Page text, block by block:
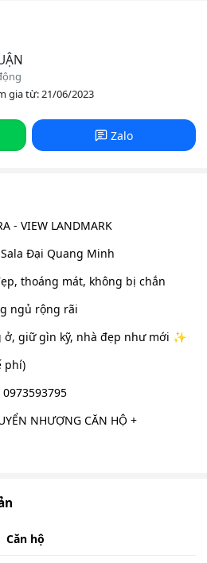
gia từ: 21/06/2023
Zalo
- VIEW LANDMARK
Đại Quang Minh
thoáng mát, không bị chắn
ngủ rộng rãi
ở, giữ gìn kỹ, nhà đẹp như mới ✨
phí)
NHƯỢNG CĂN HỘ +
Căn hộ